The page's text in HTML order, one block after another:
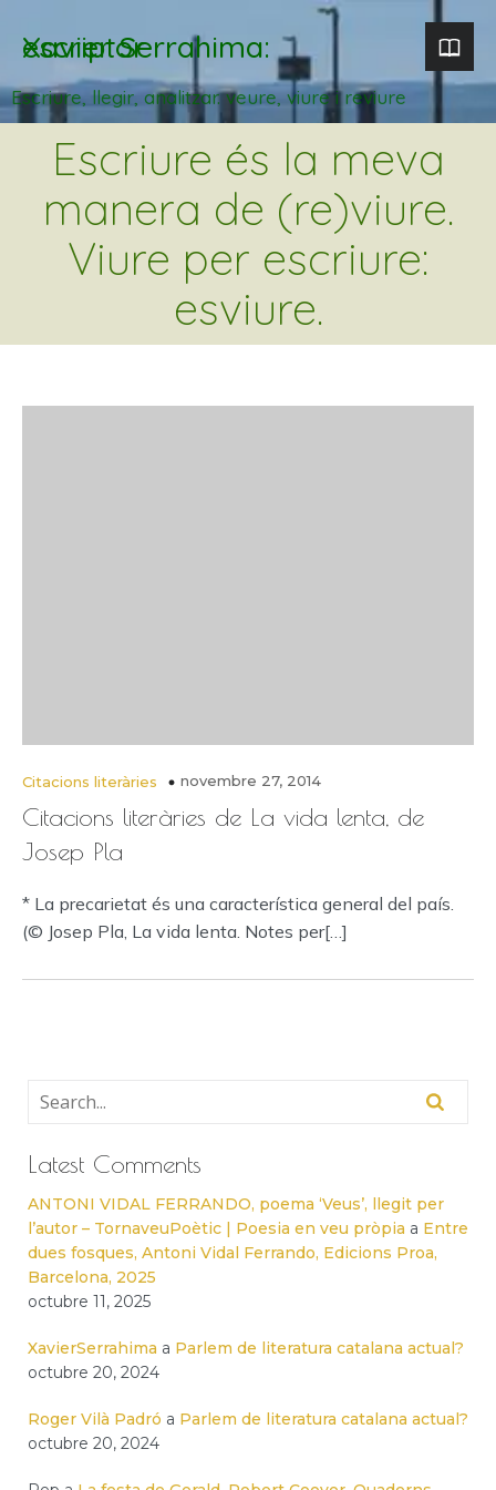
Xavier Serrahima: escriptor
Escriure, llegir, analitzar. veure, viure i reviure
Escriure és la meva
manera de (re)viure.
Viure per escriure:
esviure.
Citacions literàries novembre 27, 2014
Citacions literàries de La vida lenta, de
Josep Pla
* La precarietat és una característica general del país.
(© Josep Pla, La vida lenta. Notes per[…]
Latest Comments
ANTONI VIDAL FERRANDO, poema ‘Veus’, llegit per
l’autor – TornaveuPoètic | Poesia en veu pròpia a Entre
dues fosques, Antoni Vidal Ferrando, Edicions Proa,
Barcelona, 2025
octubre 11, 2025
XavierSerrahima a Parlem de literatura catalana actual?
octubre 20, 2024
Roger Vilà Padró a Parlem de literatura catalana actual?
octubre 20, 2024